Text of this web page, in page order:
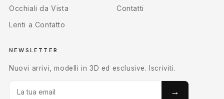
Occhiali da Vista
Lenti a Contatto
Contatti
NEWSLETTER
Nuovi arrivi, modelli in 3D ed esclusive. Iscriviti.
→